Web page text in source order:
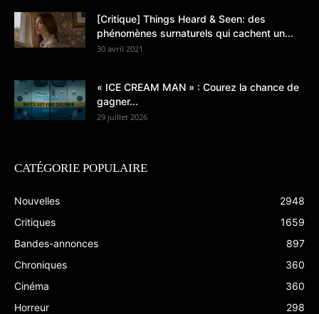
[Critique] Things Heard & Seen: des
phénomènes surnaturels qui cachent un...
30 avril 2021
« ICE CREAM MAN » : Courez la chance de
gagner...
29 juillet 2026
CATÉGORIE POPULAIRE
Nouvelles
2948
Critiques
1659
Bandes-annonces
897
Chroniques
360
Cinéma
360
Horreur
298